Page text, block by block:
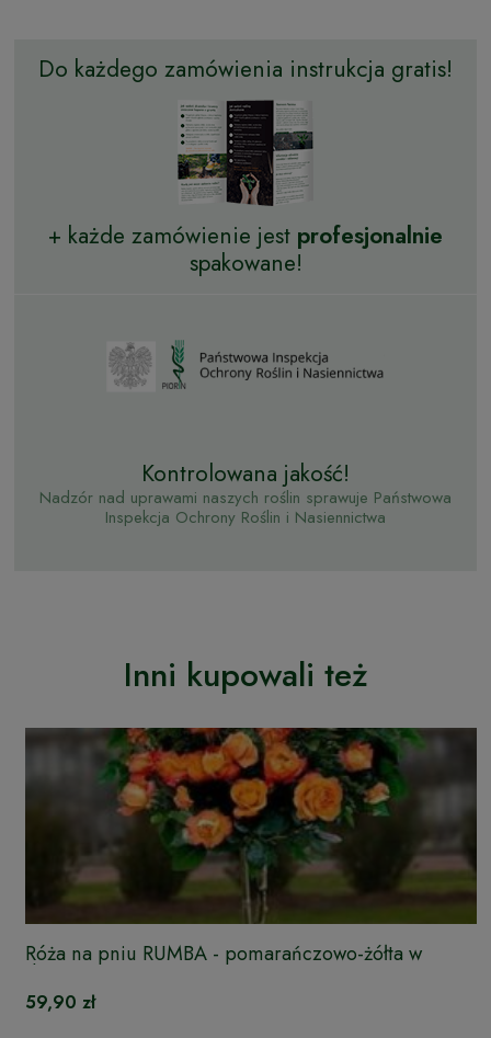
Do każdego zamówienia instrukcja gratis!
+ każde zamówienie jest profesjonalnie
spakowane!
Kontrolowana jakość!
Nadzór nad uprawami naszych roślin sprawuje Państwowa
Inspekcja Ochrony Roślin i Nasiennictwa
Inni kupowali też
Róża na pniu RUMBA - pomarańczowo-żółta w
doniczce
59,90 zł